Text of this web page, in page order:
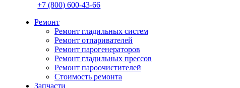
+7 (800) 600-43-66
Ремонт
Ремонт гладильных систем
Ремонт отпаривателей
Ремонт парогенераторов
Ремонт гладильных прессов
Ремонт пароочистителей
Стоимость ремонта
Запчасти